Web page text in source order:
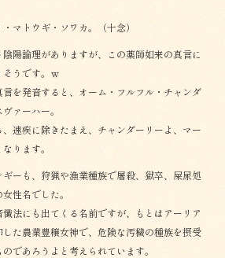
マトウギ・ソワカ。（十念）
陽論理がありますが、この薬師如来の真言に
そうです。ｗ
を発音すると、オーム・フルフル・チャンダ
ァーハー。
速疾に除きたまえ、チャンダーリーよ、マー
ります。
ーも、狩猟や漁業種族で屠殺、獄卒、屎尿処
性名でした。
法にも出てくる名前ですが、もとはアーリア
た農業豊穣女神で、危険な汚穢の種族を摂受
であろうよと考えられています。